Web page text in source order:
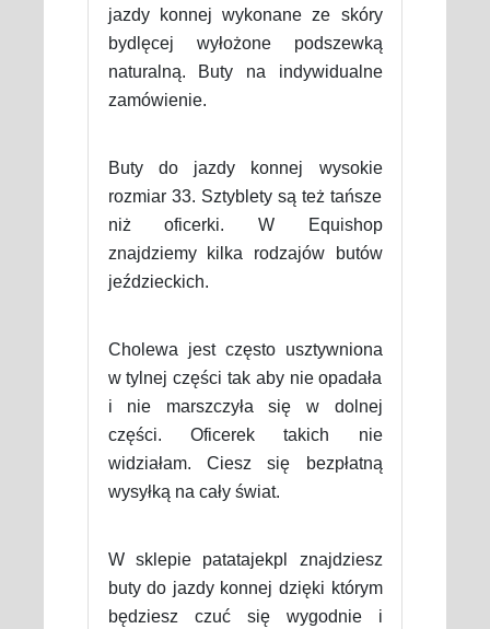
jazdy konnej wykonane ze skóry
bydlęcej wyłożone podszewką
naturalną. Buty na indywidualne
zamówienie.
Buty do jazdy konnej wysokie
rozmiar 33. Sztyblety są też tańsze
niż oficerki. W Equishop
znajdziemy kilka rodzajów butów
jeździeckich.
Cholewa jest często usztywniona
w tylnej części tak aby nie opadała
i nie marszczyła się w dolnej
części. Oficerek takich nie
widziałam. Ciesz się bezpłatną
wysyłką na cały świat.
W sklepie patatajekpl znajdziesz
buty do jazdy konnej dzięki którym
będziesz czuć się wygodnie i